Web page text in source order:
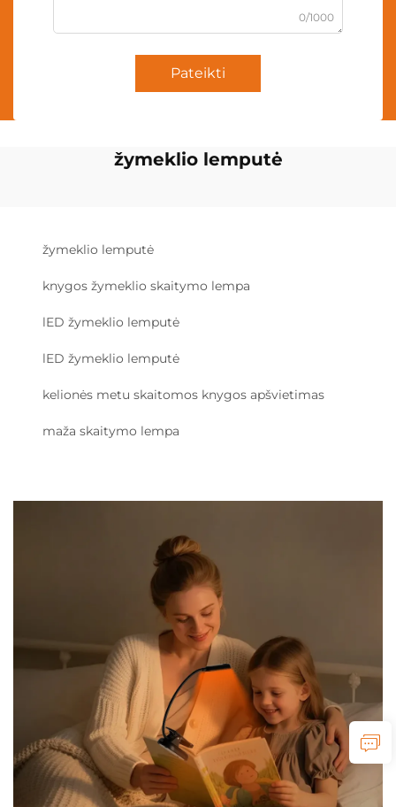
0/1000
Pateikti
žymeklio lemputė
žymeklio lemputė
knygos žymeklio skaitymo lempa
lED žymeklio lemputė
lED žymeklio lemputė
kelionės metu skaitomos knygos apšvietimas
maža skaitymo lempa